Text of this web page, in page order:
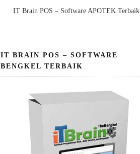
IT Brain POS – Software APOTEK Terbaik
IT BRAIN POS – SOFTWARE
BENGKEL TERBAIK